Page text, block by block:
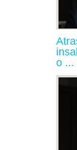
o ...